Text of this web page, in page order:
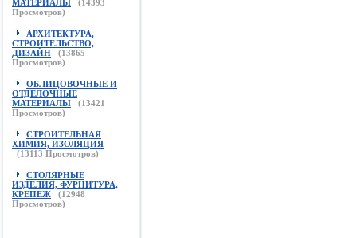
МАТЕРИАЛЫ
(14393
Просмотров)
АРХИТЕКТУРА,
СТРОИТЕЛЬСТВО,
ДИЗАЙН
(13865
Просмотров)
ОБЛИЦОВОЧНЫЕ И
ОТДЕЛОЧНЫЕ
МАТЕРИАЛЫ
(13421
Просмотров)
СТРОИТЕЛЬНАЯ
ХИМИЯ, ИЗОЛЯЦИЯ
(13113 Просмотров)
СТОЛЯРНЫЕ
ИЗДЕЛИЯ, ФУРНИТУРА,
КРЕПЕЖ
(12948
Просмотров)